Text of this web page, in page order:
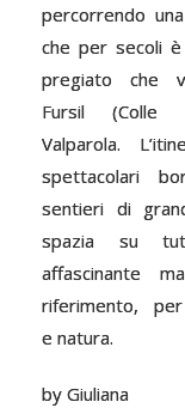
percorrendo
che per secoli
pregiato che
Fursil (Colle
Valparola.
spettacolari
sentieri di
spazia su
affascinante
riferimento,
e natura.
by Giuliana